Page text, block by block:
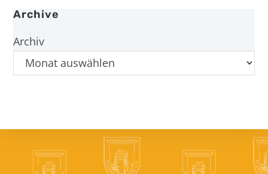
Archive
Archiv